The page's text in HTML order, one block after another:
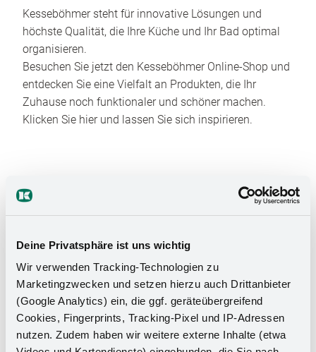
Deine Privatsphäre ist uns wichtig
Wir verwenden Tracking-Technologien zu
Marketingzwecken und setzen hierzu auch Drittanbieter
(Google Analytics) ein, die ggf. geräteübergreifend
Cookies, Fingerprints, Tracking-Pixel und IP-Adressen
nutzen. Zudem haben wir weitere externe Inhalte (etwa
Kesseböhmer steht für innovative Lösungen und
höchste Qualität, die Ihre Küche und Ihr Bad optimal
organisieren.
Besuchen Sie jetzt den Kesseböhmer Online-Shop und
entdecken Sie eine Vielfalt an Produkten, die Ihr
Zuhause noch funktionaler und schöner machen.
Klicken Sie hier und lassen Sie sich inspirieren.
Das Stauraumwunder für Ihr
Badezimmer